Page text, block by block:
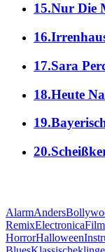
15.Nur Die
17.Sara
18.Heute
AlarmAnders
RemixElectronicaFilm
HorrorHalloween